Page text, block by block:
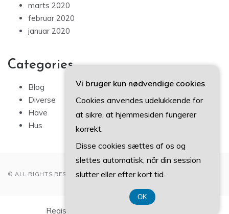
marts 2020
februar 2020
januar 2020
Categories
Blog
Diverse
Have
Hus
© ALL RIGHTS RESERVED 2022
Registreringsnummer DK37 40 77 39
Vi bruger kun nødvendige cookies
Cookies anvendes udelukkende for
at sikre, at hjemmesiden fungerer
korrekt.
Disse cookies sættes af os og
slettes automatisk, når din session
slutter eller efter kort tid.
OK